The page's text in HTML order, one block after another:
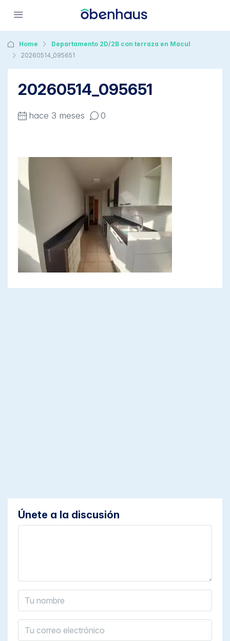
Home
Departamento 2D/2B con terraza en Macul
20260514_095651
20260514_095651
hace 3 meses 0
Únete a la discusión